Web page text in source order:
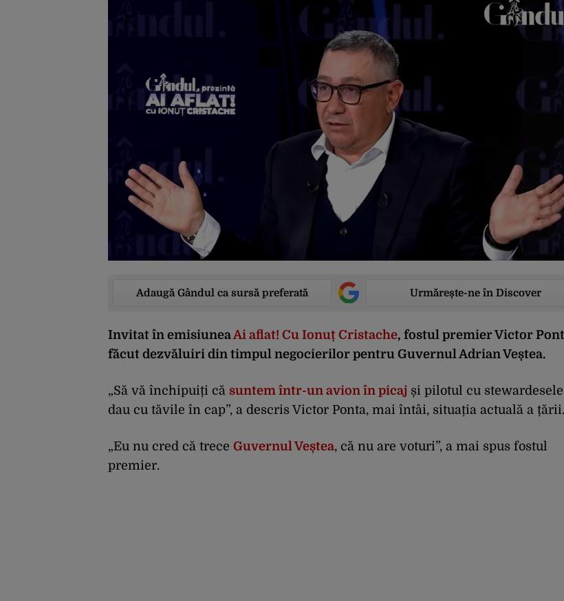
Adaugă Gândul ca sursă preferată Urmărește-ne în Discover
Invitat în emisiunea Ai aflat! Cu Ionuț Cristache, fostul premier Victor
făcut dezvăluiri din timpul negocierilor pentru Guvernul Adrian Veștea.
„Să vă închipuiți că suntem într-un avion în picaj și pilotul cu
dau cu tăvile în cap”, a descris Victor Ponta, mai întâi, situația actuală a țării.
„Eu nu cred că trece Guvernul Veștea, că nu are voturi”, a mai spus fostul
premier.